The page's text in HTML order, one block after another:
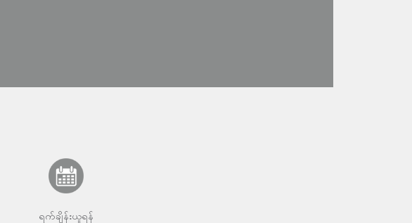
ရက်ချိန်းယူရန်